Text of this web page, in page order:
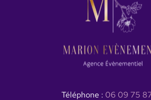
Téléphone : 06 09 75